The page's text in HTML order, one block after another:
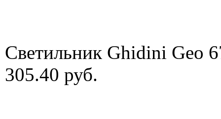
Светильник Ghidini Geo
305.40 руб.